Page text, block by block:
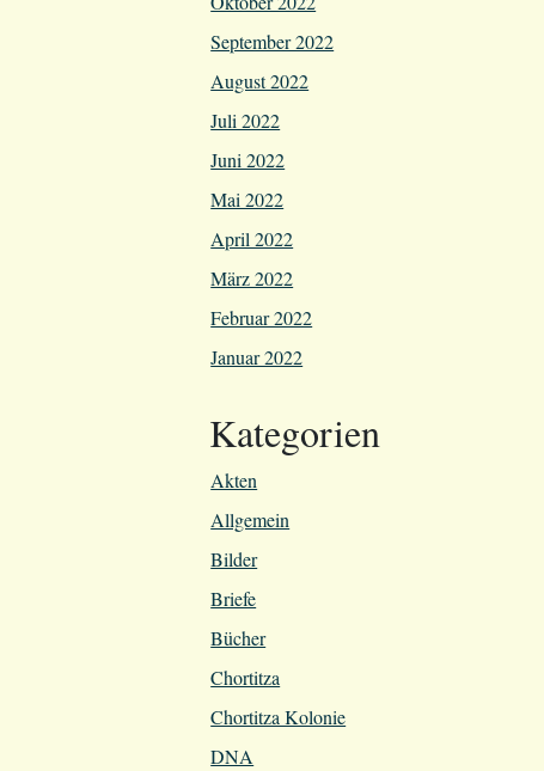
September 2022
August 2022
Juli 2022
Juni 2022
Mai 2022
April 2022
März 2022
Februar 2022
Januar 2022
Kategorien
Akten
Allgemein
Bilder
Briefe
Bücher
Chortitza
Chortitza Kolonie
DNA